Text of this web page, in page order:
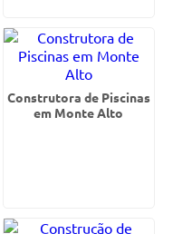
Construtora de Piscinas
em Monte Alto